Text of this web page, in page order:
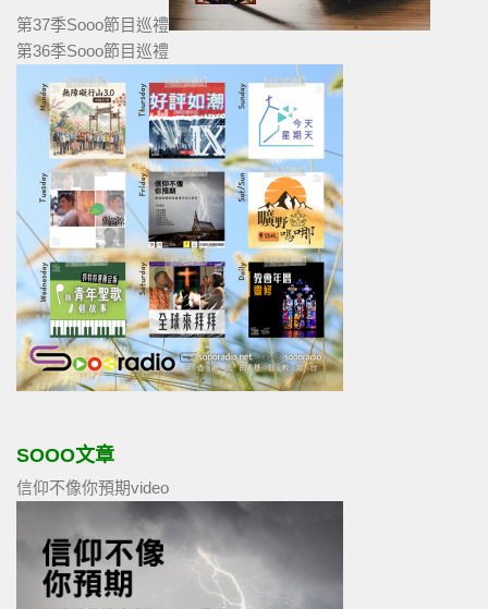
第37季Sooo節目巡禮
第36季Sooo節目巡禮
SOOO文章
信仰不像你預期video